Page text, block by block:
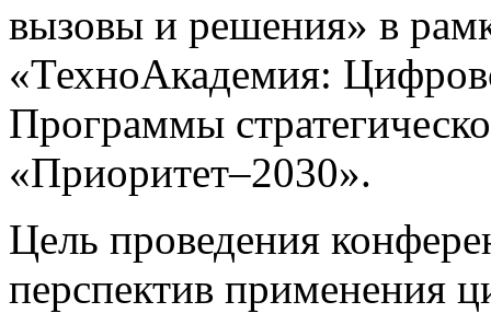
вызовы и решения» в
«ТехноАкадемия:
Программы
«Приоритет–2030».
Цель проведения
перспектив применения